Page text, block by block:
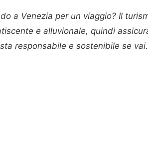
a Venezia per un viaggio? Il
e alluvionale, quindi
responsabile e sostenibile se vai.